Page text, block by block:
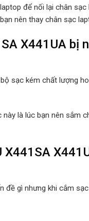
để nối lại chân
nên thay chân sạc
X441UA bị
sạc kém chất lượng
là lúc bạn nên sắm
đề gì nhưng khi cắm